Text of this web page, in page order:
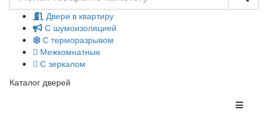
Двери в квартиру
С шумоизоляцией
С терморазрывом
Межкомнатные
С зеркалом
Каталог дверей